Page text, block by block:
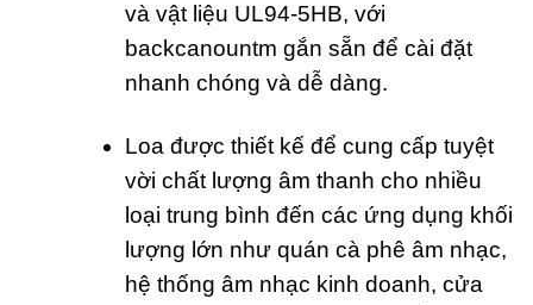
và vật liệu UL94-5HB, với
backcanountm gắn sẵn để cài đặt
nhanh chóng và dễ dàng.
Loa được thiết kế để cung cấp tuyệt
vời chất lượng âm thanh cho nhiều
loại trung bình đến các ứng dụng khối
lượng lớn như quán cà phê âm nhạc,
hệ thống âm nhạc kinh doanh, cửa